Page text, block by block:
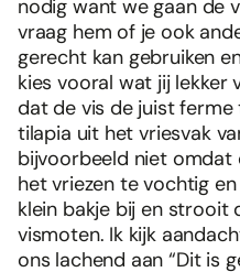
nodig want we gaan de
vraag hem of je ook
gerecht kan gebruiken
kies vooral wat jij lekker
dat de vis de juist
tilapia uit het vriesvak
bijvoorbeeld niet
het vriezen te vochtig
klein bakje bij en strooit
vismoten. Ik kijk
ons lachend aan “Dit is